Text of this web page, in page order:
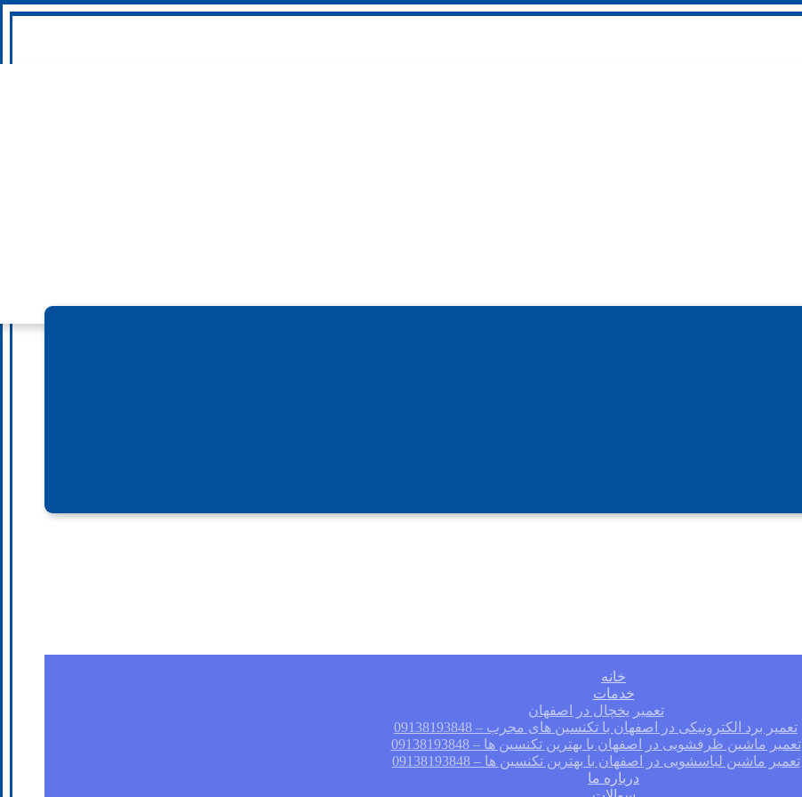
خانه
خدمات
تعمیر یخچال در اصفهان
تعمیر برد الکترونیکی در اصفهان با تکنسین های مجرب – 09138193848
تعمیر ماشین ظرفشویی در اصفهان با بهترین تکنسین ها – 09138193848
تعمیر ماشین لباسشویی در اصفهان با بهترین تکنسین ها – 09138193848
درباره ما